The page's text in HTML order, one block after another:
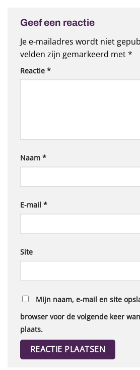
Geef een reactie
Je e-mailadres wordt niet
velden zijn gemarkeerd met*
Reactie *
Naam *
E-mail *
Site
Mijn naam, e-mail en site
browser voor de volgende keer
plaats.